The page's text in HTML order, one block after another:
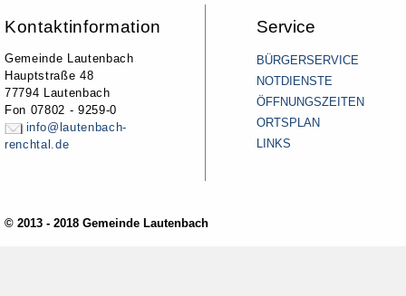
Kontaktinformation
Gemeinde Lautenbach
Hauptstraße 48
77794 Lautenbach
Fon 07802 - 9259-0
info@lautenbach-
renchtal.de
Service
BÜRGERSERVICE
NOTDIENSTE
ÖFFNUNGSZEITEN
ORTSPLAN
LINKS
© 2013 - 2018 Gemeinde Lautenbach